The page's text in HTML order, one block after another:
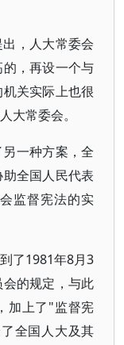
，人大常委会
，再设一个与
关实际上也很
大常委会。
一种方案，全
全国人民代表
监督宪法的实
了1981年8月3
的规定，与此
加上了"监督宪
全国人大及其